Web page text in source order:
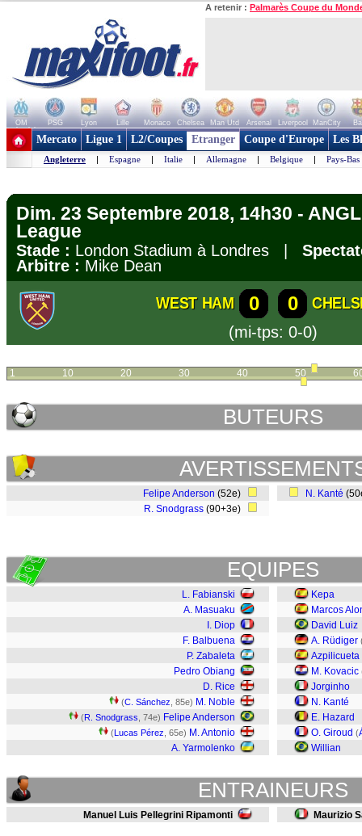
A retenir : Palmarès Coupe du
OM PSG Lyon Lille Monaco Chelsea Man Utd Arsenal Liverpool ManCity
+ de clubs
Mercato Ligue 1 L2/Coupes Etranger Coupe d'Europe Les
Angleterre | Espagne | Italie | Allemagne | Belgique | Pays-Bas
Dim. 23 Septembre 2018, 14h30 -
League
Stade : London Stadium à Londres |
Arbitre : Mike Dean
WEST HAM 0 0
(mi-tps: 0-0)
1 10 20 30 40 50
BUTEURS
Felipe Anderson (52e)
R. Snodgrass (90+3e)
N. Kanté
EQUIPES
L. Fabianski
A. Masuaku
I. Diop
F. Balbuena
P. Zabaleta
Pedro Obiang
D. Rice
(C. Sánchez , 85e) M. Noble
(R. Snodgrass , 74e) Felipe Anderson
(Lucas Pérez , 65e) M. Antonio
A. Yarmolenko
Kepa
Marcos
David Luiz
A. Rüdiger
Azpilicueta
M. Kovacic
Jorginho
N. Kanté
E. Hazard
O. Giroud (
Willian
ENTRAINEURS
Manuel Luis Pellegrini Ripamonti Maurizio